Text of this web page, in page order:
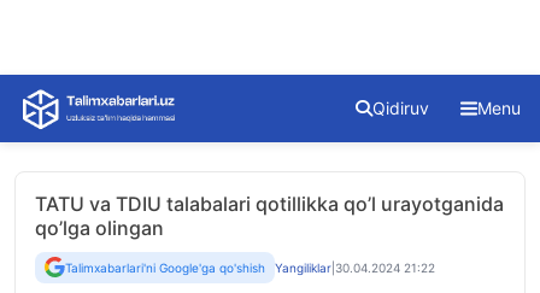
Skip
content
Qidiruv Menu
TATU va TDIU talabalari qotillikka qo’l urayotganida
qo’lga olingan
Talimxabarlari'ni Google'ga qo'shish Yangiliklar 30.04.2024 21:22